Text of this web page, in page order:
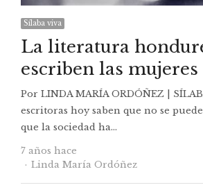
Sílaba viva
La literatura
escriben las
Por LINDA MARÍA ORDÓÑEZ |
escritoras hoy saben que no se
que la sociedad ha…
7 años hace
Autor
Linda María Ordóñez